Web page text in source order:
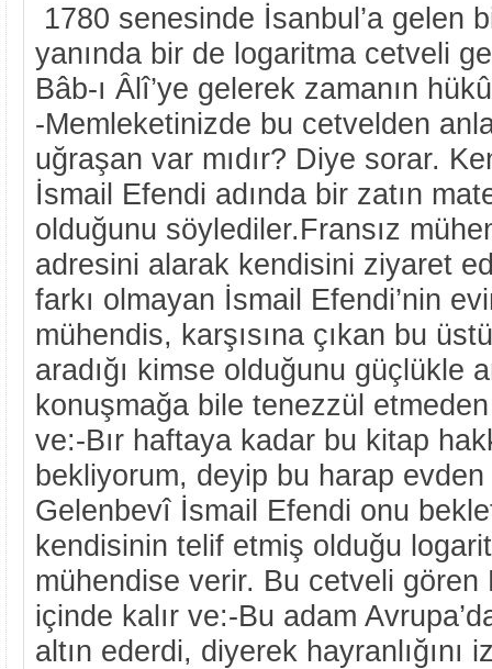
1780 senesinde İsanbul’a gelen
yanında bir de logaritma cetveli
Bâb-ı Âlî’ye gelerek zamanın
-Memleketinizde bu cetvelden
uğraşan var mıdır? Diye sorar.
İsmail Efendi adında bir zatın
olduğunu söylediler.Fransız
adresini alarak kendisini ziyaret
farkı olmayan İsmail Efendi’nin
mühendis, karşısına çıkan bu
aradığı kimse olduğunu güçlükle
konuşmağa bile tenezzül
ve:-Bır haftaya kadar bu kitap
bekliyorum, deyip bu harap evden
Gelenbevî İsmail Efendi onu
kendisinin telif etmiş olduğu
mühendise verir. Bu cetveli gören
içinde kalır ve:-Bu adam
altın ederdi, diyerek hayranlığını